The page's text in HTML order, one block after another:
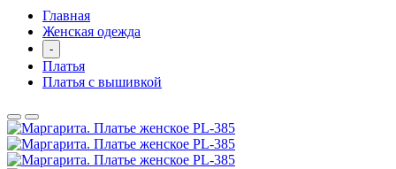
Главная
Женская одежда
-
Платья
Платья с вышивкой